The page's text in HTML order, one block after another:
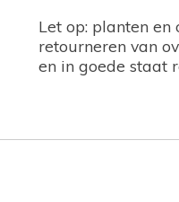
Let op: planten
retourneren van
en in goede staat